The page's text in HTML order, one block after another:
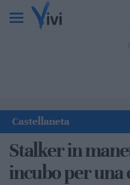
Castellaneta
Stalker in
incubo per una